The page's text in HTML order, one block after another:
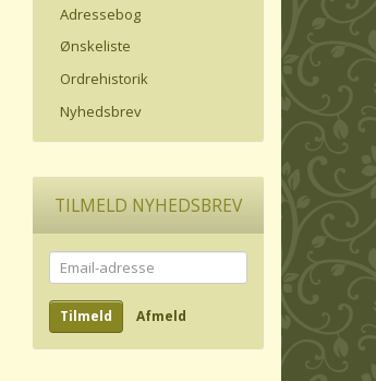
Adressebog
Ønskeliste
Ordrehistorik
Nyhedsbrev
TILMELD NYHEDSBREV
Email-
adresse
Tilmeld Afmeld